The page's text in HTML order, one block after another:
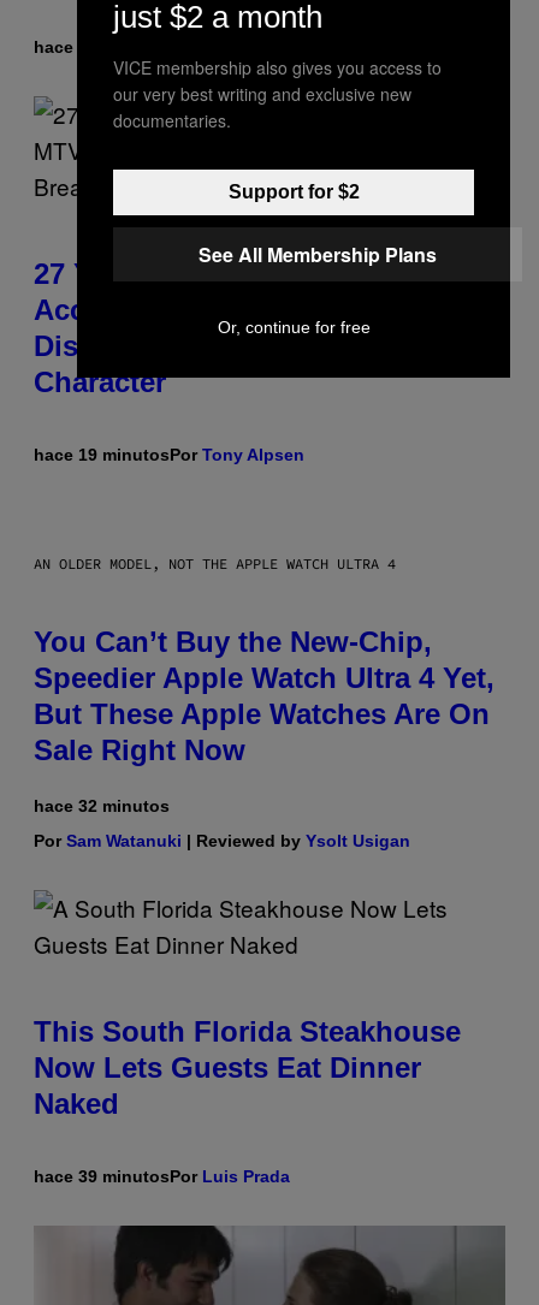
hace 15 minutos
27 Years Ago, Jim Carrey
Accepted an MTV Award in
Disguise and Refused to Break
Character
hace 19 minutosPorTony Alpsen
AN OLDER MODEL, NOT THE APPLE WATCH ULTRA 4
You Can’t Buy the New-Chip,
Speedier Apple Watch Ultra 4 Yet,
But These Apple Watches Are On
Sale Right Now
hace 32 minutos
PorSam Watanuki | Reviewed by Ysolt Usigan
This South Florida Steakhouse
Now Lets Guests Eat Dinner
Naked
hace 39 minutosPor Luis Prada
just $2 a month
VICE membership also gives you access to
our very best writing and exclusive new
documentaries.
Support for $2
See All Membership Plans
Or, continue for free